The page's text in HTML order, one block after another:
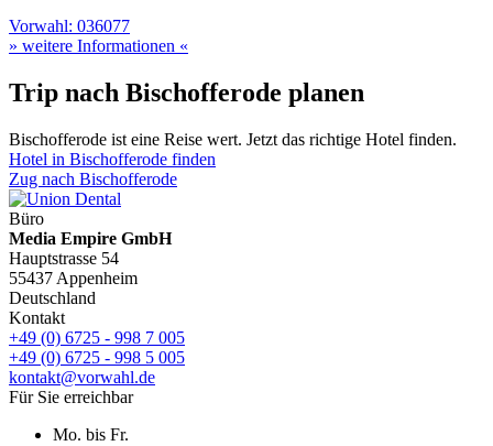
Vorwahl: 036077
» weitere Informationen «
Trip nach Bischofferode planen
Bischofferode ist eine Reise wert. Jetzt das richtige Hotel finden.
Hotel in Bischofferode finden
Zug nach Bischofferode
Büro
Media Empire GmbH
Hauptstrasse 54
55437 Appenheim
Deutschland
Kontakt
+49 (0) 6725 - 998 7 005
+49 (0) 6725 - 998 5 005
kontakt@vorwahl.de
Für Sie erreichbar
Mo. bis Fr.